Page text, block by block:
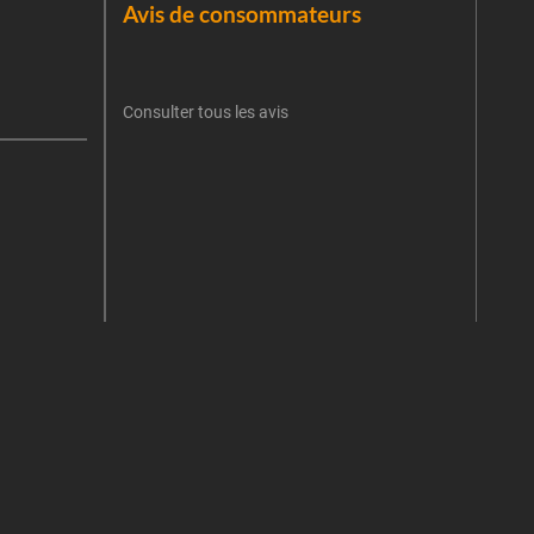
Avis de consommateurs
Consulter tous les avis